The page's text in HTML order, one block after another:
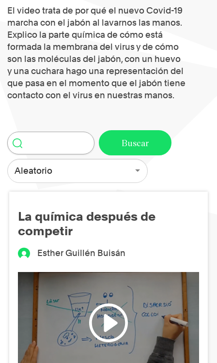
El video trata de por qué el nuevo Covid-19
marcha con el jabón al lavarnos las manos.
Explico la parte química de cómo está
formada la membrana del virus y de cómo
son las moléculas del jabón, con un huevo
y una cuchara hago una representación del
que pasa en el momento que el jabón tiene
contacto con el virus en nuestras manos.
Aleatorio
La química después de
competir
Esther Guillén Buisán